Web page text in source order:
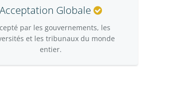
Acceptation Globale
par les gouvernements, les
et les tribunaux du monde
entier.